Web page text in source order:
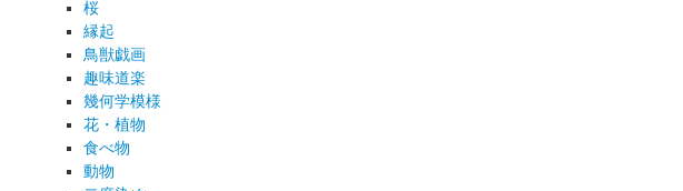
桜
縁起
鳥獣戯画
趣味道楽
幾何学模様
花・植物
食べ物
動物